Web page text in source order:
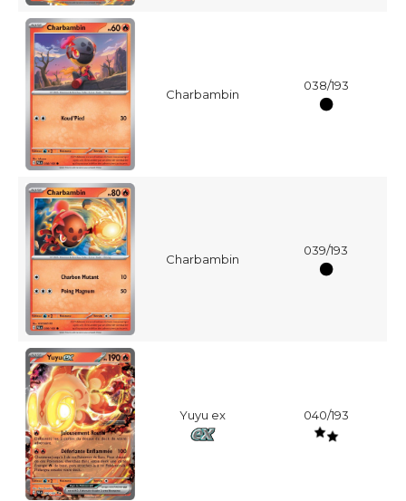
Charbambin
038/193
Charbambin
039/193
Yuyu ex 040/193